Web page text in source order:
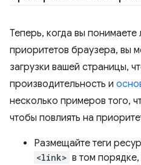
Теперь, когда вы
приоритетов браузера, вы
загрузки вашей страницы,
производительность и
несколько примеров того,
чтобы повлиять на
Размещайте теги
<link> в том